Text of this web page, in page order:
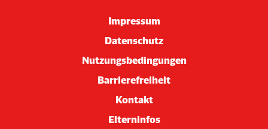
Impressum
Datenschutz
Nutzungsbedingungen
Barrierefreiheit
Kontakt
Elterninfos